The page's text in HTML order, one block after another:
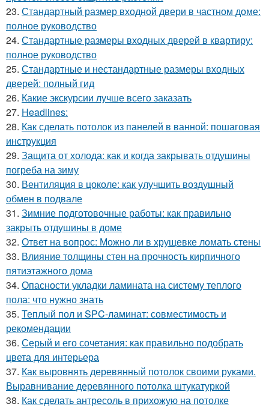
23. Стандартный размер входной двери в частном доме:
полное руководство
24. Стандартные размеры входных дверей в квартиру:
полное руководство
25. Стандартные и нестандартные размеры входных
дверей: полный гид
26. Какие экскурсии лучше всего заказать
27. Headlines:
28. Как сделать потолок из панелей в ванной: пошаговая
инструкция
29. Защита от холода: как и когда закрывать отдушины
погреба на зиму
30. Вентиляция в цоколе: как улучшить воздушный
обмен в подвале
31. Зимние подготовочные работы: как правильно
закрыть отдушины в доме
32. Ответ на вопрос: Можно ли в хрущевке ломать стены
33. Влияние толщины стен на прочность кирпичного
пятиэтажного дома
34. Опасности укладки ламината на систему теплого
пола: что нужно знать
35. Теплый пол и SPC-ламинат: совместимость и
рекомендации
36. Серый и его сочетания: как правильно подобрать
цвета для интерьера
37. Как выровнять деревянный потолок своими руками.
Выравнивание деревянного потолка штукатуркой
38. Как сделать антресоль в прихожую на потолке